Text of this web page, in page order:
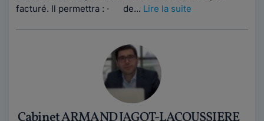
facturé. Il permettra : · de... Lire la suite